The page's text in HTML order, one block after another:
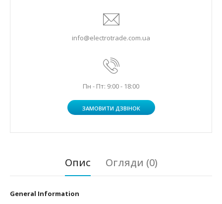
info@electrotrade.com.ua
Пн - Пт: 9:00 - 18:00
ЗАМОВИТИ ДЗВІНОК
Опис Огляди (0)
General Information